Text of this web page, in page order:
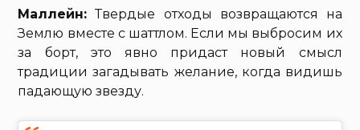
Маллейн: Твердые отходы возвращаются на
Землю вместе с шаттлом. Если мы выбросим их
за борт, это явно придаст новый смысл
традиции загадывать желание, когда видишь
падающую звезду.